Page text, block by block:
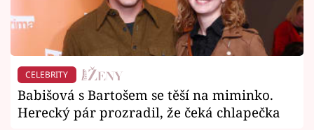
CELEBRITY
Babišová s Bartošem se těší na miminko.
Herecký pár prozradil, že čeká chlapečka